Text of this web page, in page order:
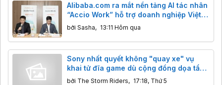
Alibaba.com ra mắt nền tảng AI tác nhân
“Accio Work” hỗ trợ doanh nghiệp Việt
xuất khẩu
bởi Sasha, 13:11 Hôm qua
Sony nhất quyết không "quay xe" vụ
khai tử đĩa game dù cộng đồng dọa tẩy
chay
bởi The Storm Riders, 17:18, Thứ 5